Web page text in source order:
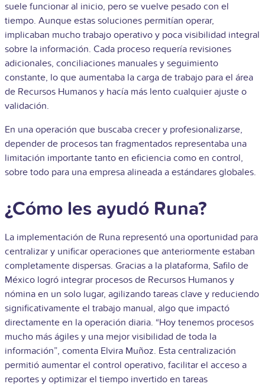
suele funcionar al inicio, pero se vuelve pesado con el
tiempo. Aunque estas soluciones permitían operar,
implicaban mucho trabajo operativo y poca visibilidad integral
sobre la información. Cada proceso requería revisiones
adicionales, conciliaciones manuales y seguimiento
constante, lo que aumentaba la carga de trabajo para el área
de Recursos Humanos y hacía más lento cualquier ajuste o
validación.
En una operación que buscaba crecer y profesionalizarse,
depender de procesos tan fragmentados representaba una
limitación importante tanto en eficiencia como en control,
sobre todo para una empresa alineada a estándares globales.
¿Cómo les ayudó Runa?
La implementación de Runa representó una oportunidad para
centralizar y unificar operaciones que anteriormente estaban
completamente dispersas. Gracias a la plataforma, Safilo de
México logró integrar procesos de Recursos Humanos y
nómina en un solo lugar, agilizando tareas clave y reduciendo
significativamente el trabajo manual, algo que impactó
directamente en la operación diaria. “Hoy tenemos procesos
mucho más ágiles y una mejor visibilidad de toda la
información”, comenta Elvira Muñoz. Esta centralización
permitió aumentar el control operativo, facilitar el acceso a
reportes y optimizar el tiempo invertido en tareas